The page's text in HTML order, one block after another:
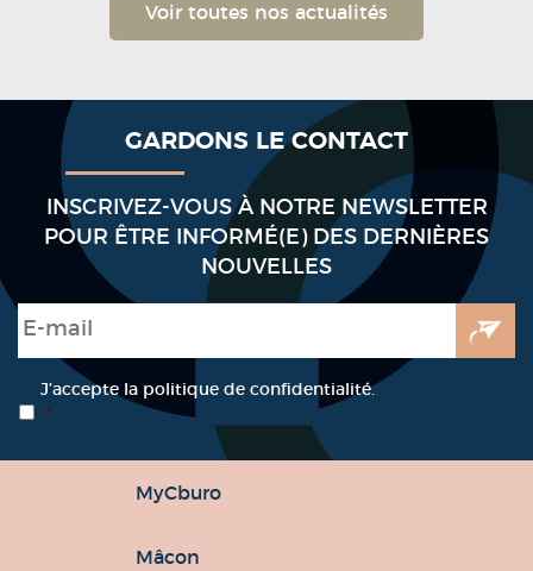
Voir toutes nos actualités
GARDONS LE CONTACT
INSCRIVEZ-VOUS À NOTRE NEWSLETTER
POUR ÊTRE INFORMÉ(E) DES DERNIÈRES
NOUVELLES
E-mail
RGPD *
J’accepte la politique de confidentialité.
*
MyCburo
Mâcon